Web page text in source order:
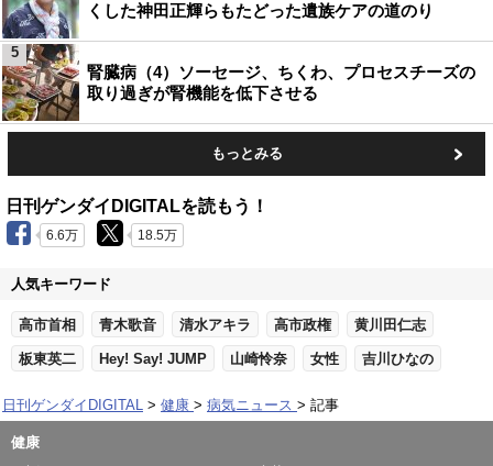
くした神田正輝らもたどった遺族ケアの道のり
腎臓病（4）ソーセージ、ちくわ、プロセスチーズの
取り過ぎが腎機能を低下させる
5
もっとみる
日刊ゲンダイDIGITALを読もう！
6.6万 18.5万
人気キーワード
高市首相 青木歌音 清水アキラ 高市政権 黄川田仁志
板東英二 Hey! Say! JUMP 山崎怜奈 女性 吉川ひなの
日刊ゲンダイDIGITAL 健康 病気ニュース 記事
健康